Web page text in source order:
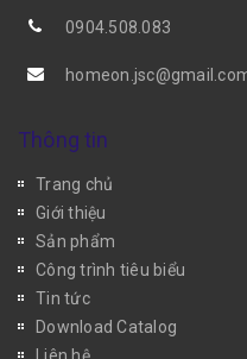
0904.508.083
Thông tin
Trang chủ
Giới thiệu
Sản phẩm
Công trình tiêu biểu
Tin tức
Download Catalog